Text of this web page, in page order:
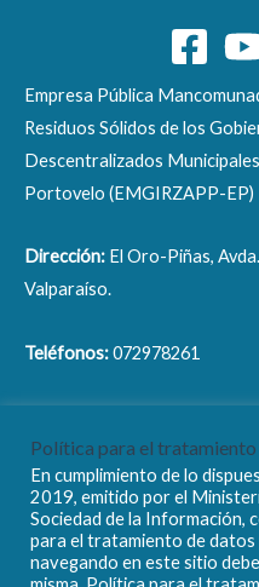
Empresa Pública
Residuos Sólidos de los
Descentralizados
Portovelo (EMGIRZAPP-EP)
Dirección: El Oro-Piñas,
Valparaíso.
Teléfonos:072978261
Copyright ©
Política para el
En cumplimiento de lo
2019, emitido por el
Sociedad de la Información,
para el tratamiento de
navegando en este sitio